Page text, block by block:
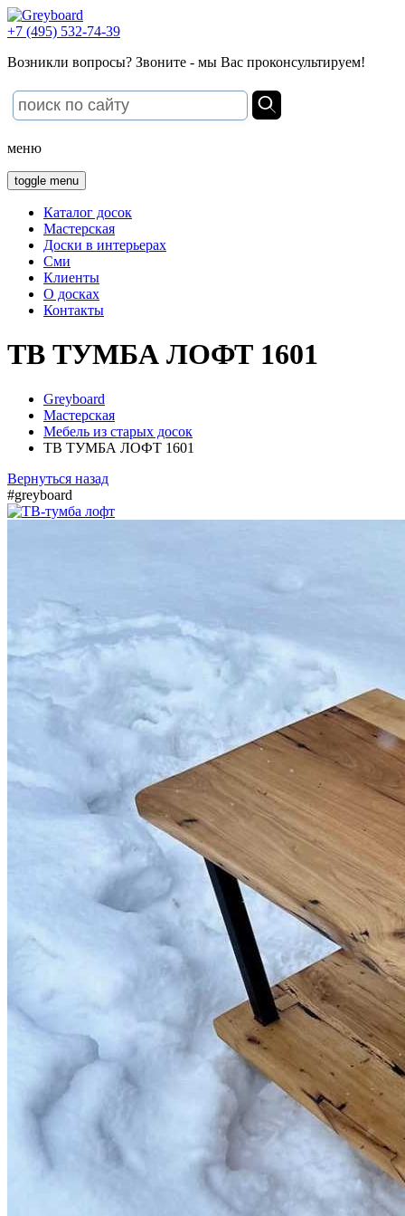
+7 (495) 532-74-39
Возникли вопросы? Звоните - мы Вас проконсультируем!
меню
toggle menu
Каталог досок
Мастерская
Доски в интерьерах
Сми
Клиенты
О досках
Контакты
ТВ ТУМБА ЛОФТ 1601
Greyboard
Мастерская
Мебель из старых досок
ТВ ТУМБА ЛОФТ 1601
Вернуться назад
#greyboard